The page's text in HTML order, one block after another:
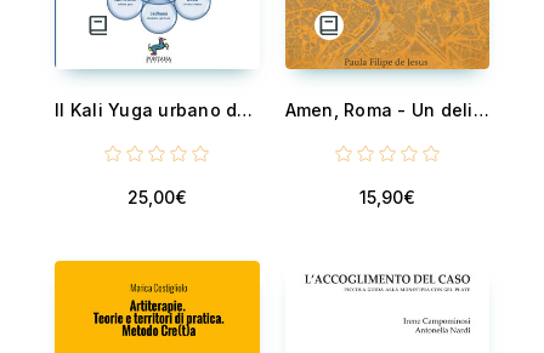
Il Kali Yuga urbano della modernità - Come riflessione di spazialità manifeste nel mondo fenomenico all'interno dei cicli cosmici
25,00€
Amen, Roma - Un delitto urbanistico in tre Giubilei
15,90€